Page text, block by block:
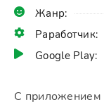
Жанр:
Раработчик:
Google Play:
С приложением